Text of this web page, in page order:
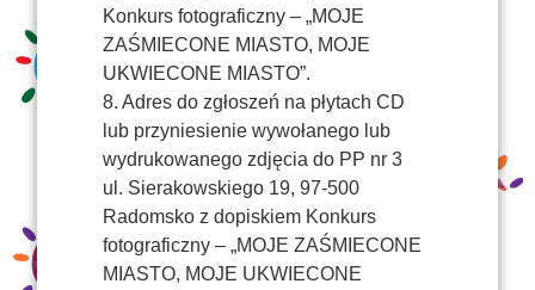
Konkurs fotograficzny – „MOJE
ZAŚMIECONE MIASTO, MOJE
UKWIECONE MIASTO”.
8. Adres do zgłoszeń na płytach CD
lub przyniesienie wywołanego lub
wydrukowanego zdjęcia do PP nr 3
ul. Sierakowskiego 19, 97-500
Radomsko z dopiskiem Konkurs
fotograficzny – „MOJE ZAŚMIECONE
MIASTO, MOJE UKWIECONE